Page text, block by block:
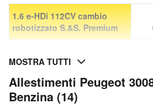
1.6 e-HDi 112CV cambio
robotizzato S.&S. Premium
MOSTRA TUTTI
Allestimenti Peugeot
Benzina (14)